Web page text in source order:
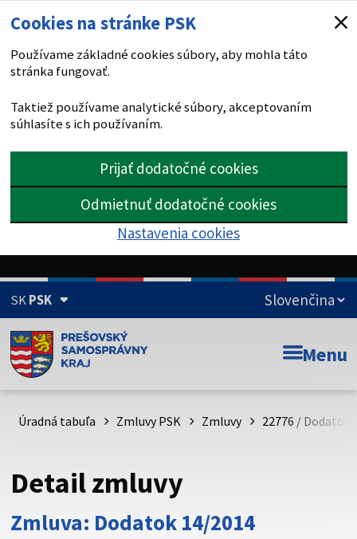
Cookies na stránke PSK
Používame základné cookies súbory, aby mohla táto
stránka fungovať.
Taktiež používame analytické súbory, akceptovaním
súhlasíte s ich používaním.
Prijať dodatočné cookies
Odmietnuť dodatočné cookies
Nastavenia cookies
SKPSK
Doména psk.sk je oficiálna
Toto je oficiálna webová stránka Prešovského
psk.sk.
Buďte pozorní a vždy sa uistite, že zdieľate informácie iba
cez zabezpečenú webovú stránku. Zabezpečená stránka
vždy začína https:// pred názvom domény webového sídla.
Menu
Úradná tabuľa Zmluvy PSK Zmluvy 22776 / Dodatok
Detail zmluvy
Zmluva: Dodatok 14/2014